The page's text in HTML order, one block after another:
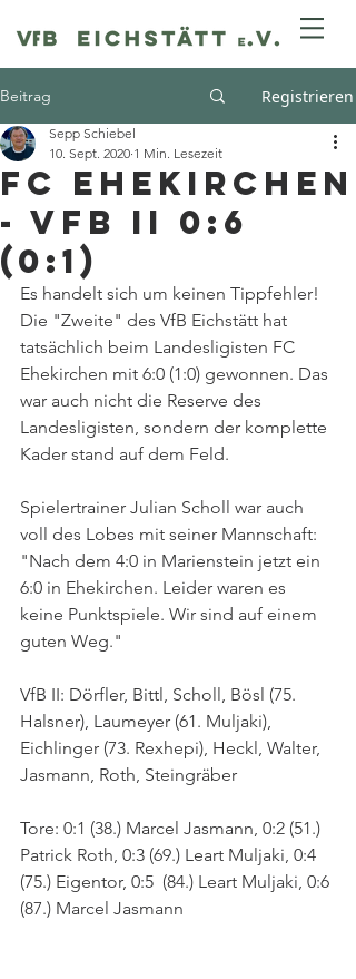
Beitrag Registrieren
FC Ehekirchen
- VfB II 0:6
(0:1)
Sepp Schiebel
10. Sept. 2020 1 Min. Lesezeit
Es handelt sich um keinen Tippfehler!
Die "Zweite" des VfB Eichstätt hat
tatsächlich beim Landesligisten FC
Ehekirchen mit 6:0 (1:0) gewonnen. Das
war auch nicht die Reserve des
Landesligisten, sondern der komplette
Kader stand auf dem Feld.
Spielertrainer Julian Scholl war auch
voll des Lobes mit seiner Mannschaft:
"Nach dem 4:0 in Marienstein jetzt ein
6:0 in Ehekirchen. Leider waren es
keine Punktspiele. Wir sind auf einem
guten Weg."
VfB II: Dörfler, Bittl, Scholl, Bösl (75.
Halsner), Laumeyer (61. Muljaki),
Eichlinger (73. Rexhepi), Heckl, Walter,
Jasmann, Roth, Steingräber
Tore: 0:1 (38.) Marcel Jasmann, 0:2 (51.)
Patrick Roth, 0:3 (69.) Leart Muljaki, 0:4
(75.) Eigentor, 0:5  (84.) Leart Muljaki, 0:6
(87.) Marcel Jasmann